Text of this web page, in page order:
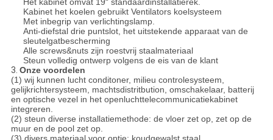
Het kabinet omvat 19“ standaardinstallatierek.
Kabinet het koelen gebruikt Ventilators koelsysteem
Met inbegrip van verlichtingslamp.
Anti-diefstal drie puntslot, het uitstekende apparaat van de
sleutelgatbescherming
Alle screws&nuts zijn roestvrij staalmateriaal
Steun volledig ontwerp volgens de eis van de klant
3. Onze voordelen
(1) wij kunnen lucht conditoner, milieu controlesysteem,
gelijkrichtersysteem, machtsdistritbution, omschakelaar, batterij
en optische vezel in het openluchttelecommunicatiekabinet
integreren.
(2) steun diverse installatiemethode: de vloer zet op, zet op de
muur en de pool zet op.